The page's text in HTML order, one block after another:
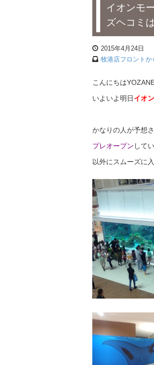
イオンモ
ズヘコミ
2015年4月24日
牧港店フロントか
こんにちは
いよいよ明日イオ
かなりの人が予想
プレオープン して
以外にスムーズに